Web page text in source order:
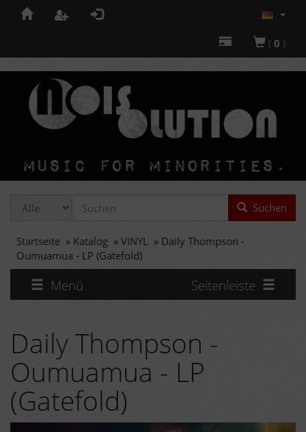
( 0 )
Suchen
Startseite » Katalog » VINYL » Daily Thompson -
Oumuamua - LP (Gatefold)
Menü Seitenleiste
Daily Thompson -
Oumuamua - LP
(Gatefold)